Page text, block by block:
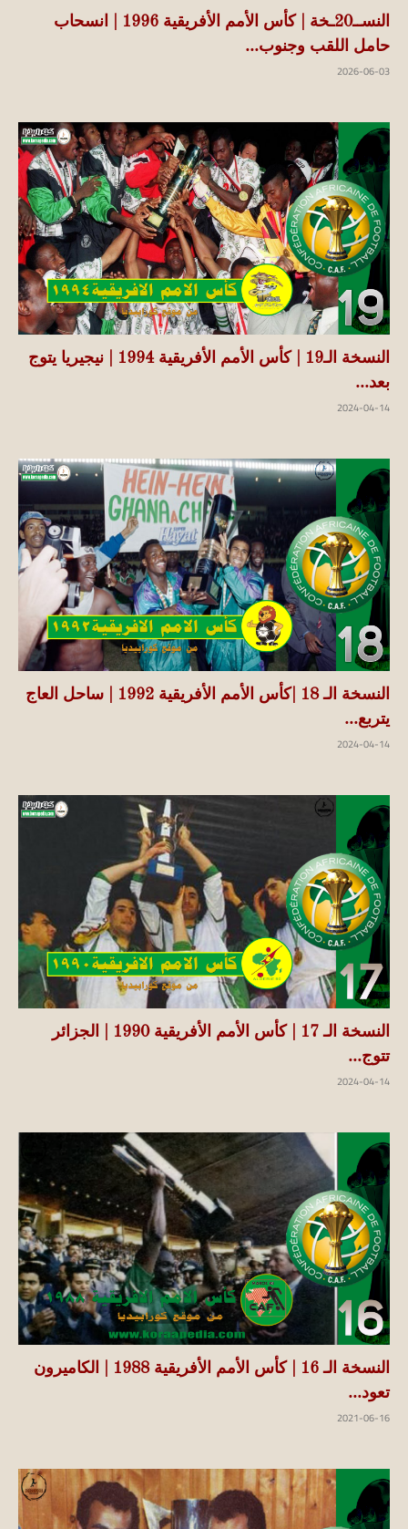
النســ20ـخة | كأس الأمم الأفريقية 1996 | انسحاب
حامل اللقب وجنوب...
2026-06-03
النسخة الـ19 | كأس الأمم الأفريقية 1994 | نيجيريا يتوج
بعد...
2024-04-14
النسخة الـ 18 |كأس الأمم الأفريقية 1992 | ساحل العاج
يتربع...
2024-04-14
النسخة الـ 17 | كأس الأمم الأفريقية 1990 | الجزائر
تتوج...
2024-04-14
النسخة الـ 16 | كأس الأمم الأفريقية 1988 | الكاميرون
تعود...
2021-06-16